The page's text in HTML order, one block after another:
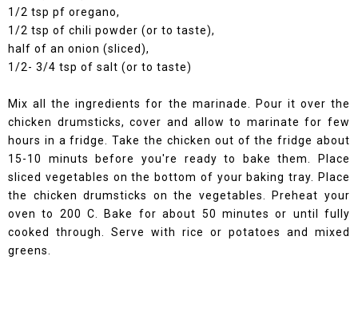
1/2 tsp pf oregano,
1/2 tsp of chili powder (or to taste),
half of an onion (sliced),
1/2- 3/4 tsp of salt (or to taste)
Mix all the ingredients for the marinade. Pour it over the
chicken drumsticks, cover and allow to marinate for few
hours in a fridge. Take the chicken out of the fridge about
15-10 minuts before you're ready to bake them. Place
sliced vegetables on the bottom of your baking tray. Place
the chicken drumsticks on the vegetables. Preheat your
oven to 200 C. Bake for about 50 minutes or until fully
cooked through. Serve with rice or potatoes and mixed
greens.